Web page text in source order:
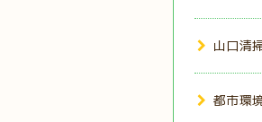
山口清
都市環